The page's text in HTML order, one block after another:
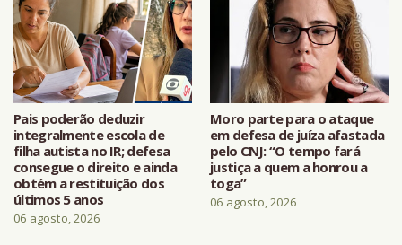
Pais poderão deduzir
integralmente escola de
filha autista no IR; defesa
consegue o direito e ainda
obtém a restituição dos
últimos 5 anos
06 agosto, 2026
Moro parte para o ataque
em defesa de juíza afastada
pelo CNJ: “O tempo fará
justiça a quem a honrou a
toga”
06 agosto, 2026